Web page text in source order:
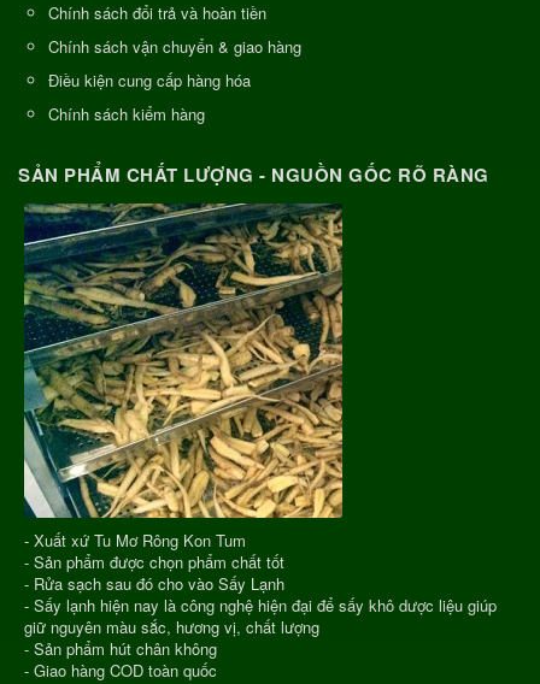
Chính sách đổi trả và hoàn tiền
Chính sách vận chuyển & giao hàng
Điều kiện cung cấp hàng hóa
Chính sách kiểm hàng
SẢN PHẨM CHẤT LƯỢNG - NGUỒN GỐC RÕ RÀNG
- Xuất xứ Tu Mơ Rông Kon Tum
- Sản phẩm được chọn phẩm chất tốt
- Rửa sạch sau đó cho vào Sấy Lạnh
- Sấy lạnh hiện nay là công nghệ hiện đại để sấy khô dược liệu giúp
giữ nguyên màu sắc, hương vị, chất lượng
- Sản phẩm hút chân không
- Giao hàng COD toàn quốc